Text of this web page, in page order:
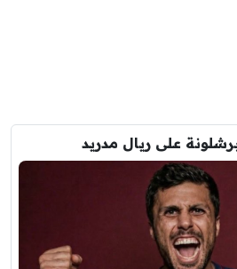
على ريال مدريد